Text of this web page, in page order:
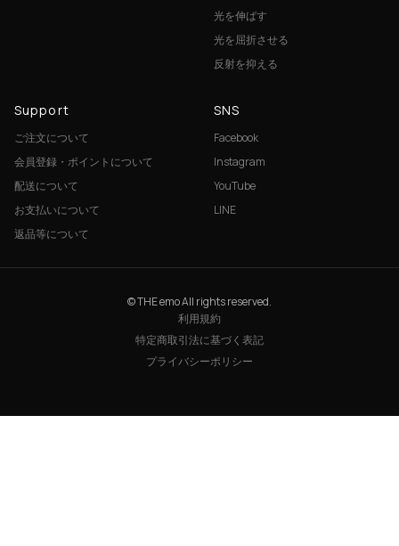
光を伸ばす
光を屈折させる
反射を抑える
Support
ご注文について
会員登録・ポイントについて
配送について
お支払いについて
返品等について
SNS
Facebook
Instagram
YouTube
LINE
© THE emo All rights reserved.
利用規約
特定商取引法に基づく表記
プライバシーポリシー